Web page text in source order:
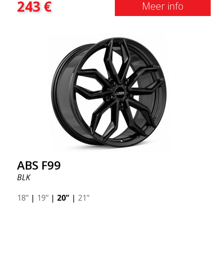
243€ Meer info
ABS F99
BLK
18" | 19" | 20" | 21"